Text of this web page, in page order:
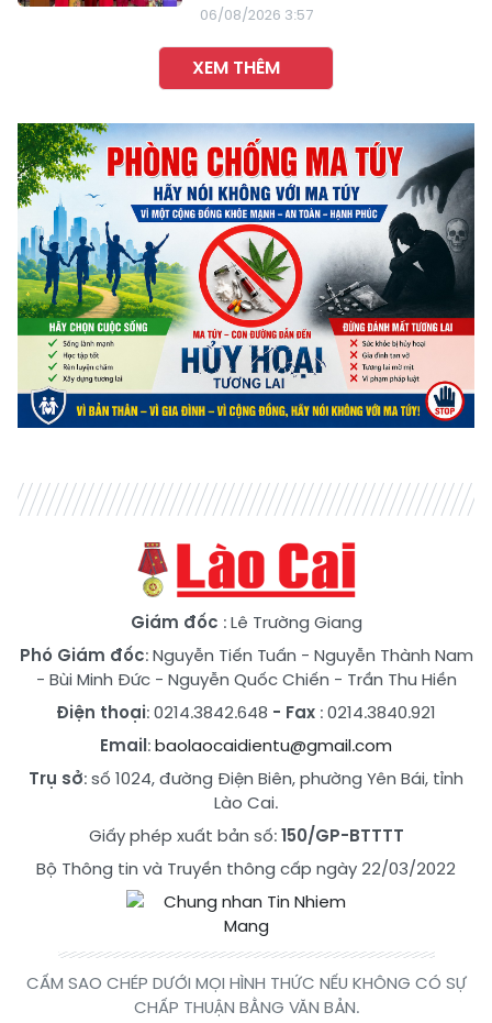
06/08/2026 3:57
XEM THÊM
Giám đốc : Lê Trường Giang
Phó Giám đốc:Nguyễn Tiến Tuấn - Nguyễn Thành Nam
- Bùi Minh Đức- Nguyễn Quốc Chiến - Trần Thu Hiền
Điện thoại: 0214.3842.648 - Fax : 0214.3840.921
Email:baolaocaidientu@gmail.com
Trụ sở: số 1024, đường Điện Biên, phường Yên Bái, tỉnh
Lào Cai.
Giấy phép xuất bản số:150/GP-BTTTT
Bộ Thông tin và Truyền thông cấp ngày 22/03/2022
CẤM SAO CHÉP DƯỚI MỌI HÌNH THỨC NẾU KHÔNG CÓ SỰ
CHẤP THUẬN BẰNG VĂN BẢN.